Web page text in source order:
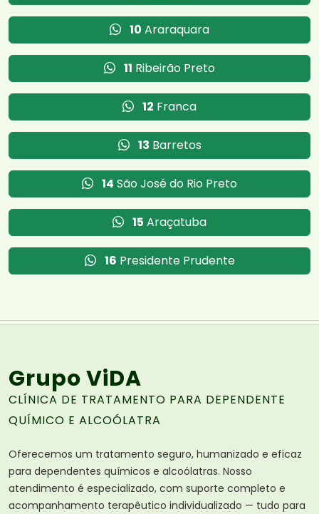
10 Araraquara
11 Ribeirão Preto
12 Franca
13 Barretos
14 São José do Rio Preto
15 Araçatuba
16 Presidente Prudente
Grupo ViDA
CLÍNICA DE TRATAMENTO PARA DEPENDENTE
QUÍMICO E ALCOÓLATRA
Oferecemos um tratamento seguro, humanizado e eficaz
para dependentes químicos e alcoólatras. Nosso
atendimento é especializado, com suporte completo e
acompanhamento terapêutico individualizado — tudo para